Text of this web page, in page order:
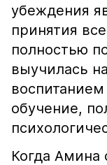
убеждения
принятия
полностью
выучилась
обучение,
Когда